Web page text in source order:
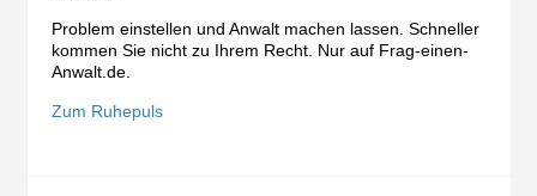
Problem einstellen und Anwalt machen lassen. Schneller
kommen Sie nicht zu Ihrem Recht. Nur auf Frag-einen-
Anwalt.de.
Zum Ruhepuls